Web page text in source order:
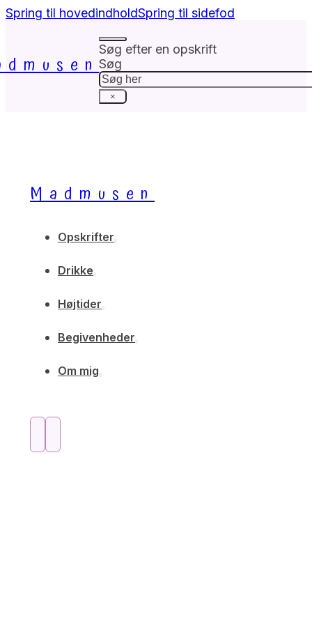
Spring til hovedindholdSpring til sidefod
Søg efter en opskrift
Søg
×
Madmusen
Opskrifter
Drikke
Højtider
Begivenheder
Om mig